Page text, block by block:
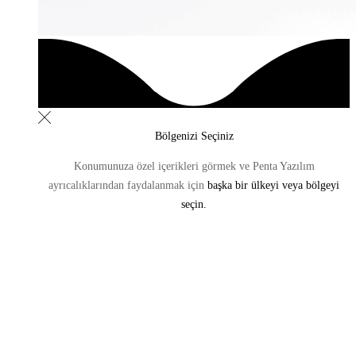
Bölgenizi Seçiniz
Konumunuza özel içerikleri görmek ve Penta Yazılım
ayrıcalıklarından faydalanmak için başka bir ülkeyi veya bölgeyi
seçin.